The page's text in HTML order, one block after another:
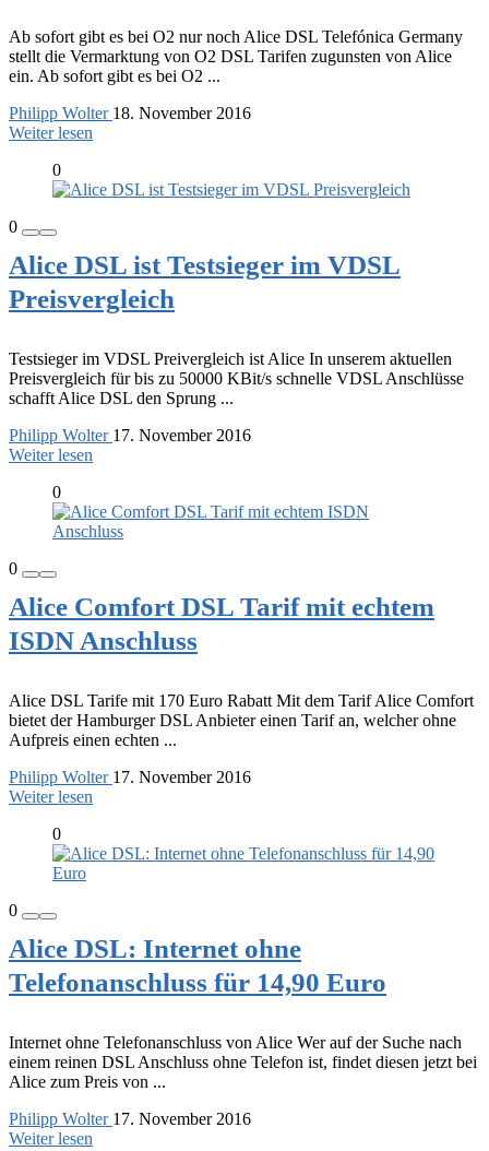
Ab sofort gibt es bei O2 nur noch Alice DSL Telefónica Germany
stellt die Vermarktung von O2 DSL Tarifen zugunsten von Alice
ein. Ab sofort gibt es bei O2 ...
Philipp Wolter 18. November 2016
Weiter lesen
0
0
Alice DSL ist Testsieger im VDSL
Preisvergleich
Testsieger im VDSL Preivergleich ist Alice In unserem aktuellen
Preisvergleich für bis zu 50000 KBit/s schnelle VDSL Anschlüsse
schafft Alice DSL den Sprung ...
Philipp Wolter 17. November 2016
Weiter lesen
0
0
Alice Comfort DSL Tarif mit echtem
ISDN Anschluss
Alice DSL Tarife mit 170 Euro Rabatt Mit dem Tarif Alice Comfort
bietet der Hamburger DSL Anbieter einen Tarif an, welcher ohne
Aufpreis einen echten ...
Philipp Wolter 17. November 2016
Weiter lesen
0
0
Alice DSL: Internet ohne
Telefonanschluss für 14,90 Euro
Internet ohne Telefonanschluss von Alice Wer auf der Suche nach
einem reinen DSL Anschluss ohne Telefon ist, findet diesen jetzt bei
Alice zum Preis von ...
Philipp Wolter 17. November 2016
Weiter lesen